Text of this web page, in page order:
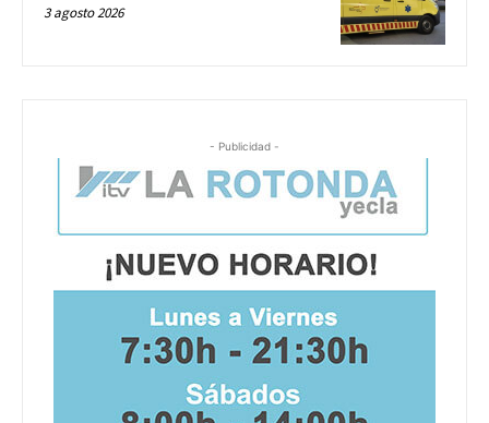
3 agosto 2026
- Publicidad -